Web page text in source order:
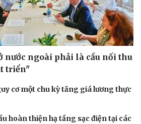
nước ngoài phải là cầu nối thu
triển"
cơ một chu kỳ tăng giá lương thực
hoàn thiện hạ tầng sạc điện tại các